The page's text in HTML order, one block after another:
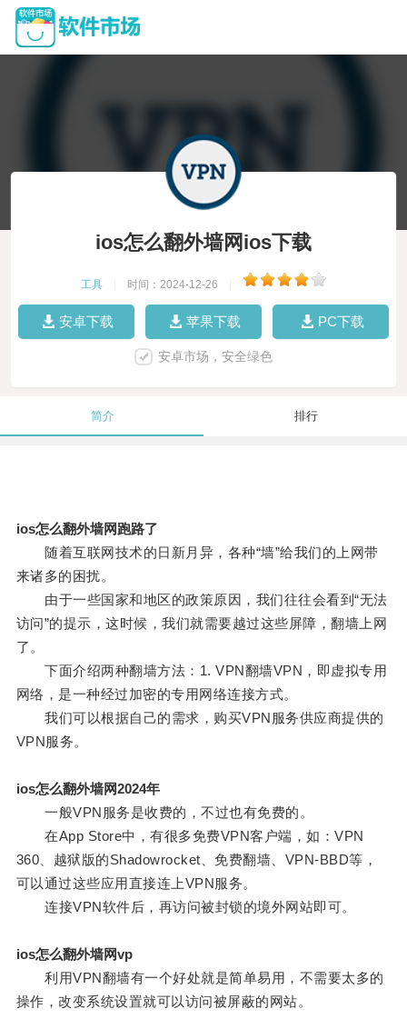
ios怎么翻外墙网ios下载
工具 时间：2024-12-26
安卓下载 苹果下载 PC下载
安卓市场，安全绿色
简介 排行
ios怎么翻外墙网跑路了
随着互联网技术的日新月异，各种“墙”给我们的上网带
来诸多的困扰。
由于一些国家和地区的政策原因，我们往往会看到“无法
访问”的提示，这时候，我们就需要越过这些屏障，翻墙上网
了。
下面介绍两种翻墙方法：1. VPN翻墙VPN，即虚拟专用
网络，是一种经过加密的专用网络连接方式。
我们可以根据自己的需求，购买VPN服务供应商提供的
VPN服务。
ios怎么翻外墙网2024年
一般VPN服务是收费的，不过也有免费的。
在App Store中，有很多免费VPN客户端，如：VPN
360、越狱版的Shadowrocket、免费翻墙、VPN-BBD等，
可以通过这些应用直接连上VPN服务。
连接VPN软件后，再访问被封锁的境外网站即可。
ios怎么翻外墙网vp
利用VPN翻墙有一个好处就是简单易用，不需要太多的
操作，改变系统设置就可以访问被屏蔽的网站。